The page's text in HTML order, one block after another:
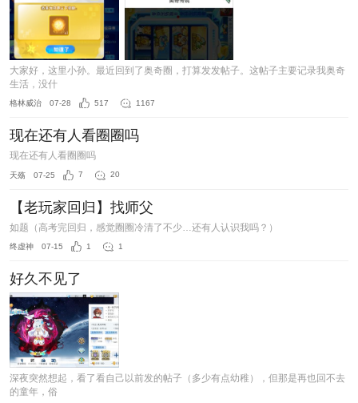
大家好，这里小孙。最近回到了奥奇圈，打算发发帖子。这帖子主要记录我奥奇
生活，没什
格林威治 07-28 517 1167
现在还有人看圈圈吗
现在还有人看圈圈吗
天殇 07-25 7 20
【老玩家回归】找师父
如题（高考完回归，感觉圈圈冷清了不少…还有人认识我吗？）
终虚神 07-15 1 1
好久不见了
深夜突然想起，看了看自己以前发的帖子（多少有点幼稚），但那是再也回不去
的童年，俗